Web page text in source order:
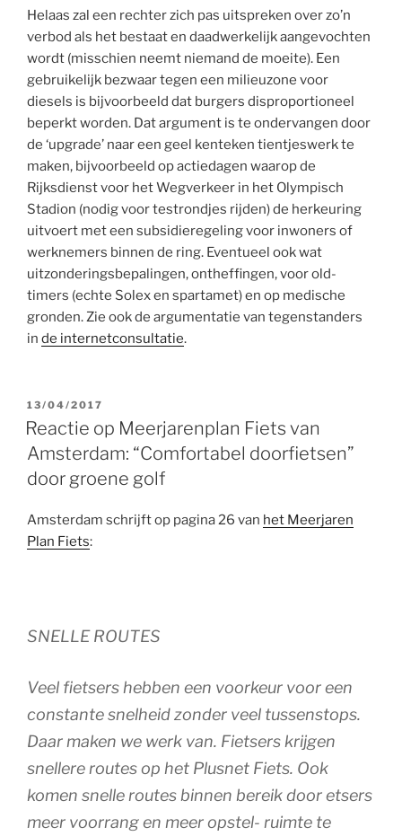
Helaas zal een rechter zich pas uitspreken over zo’n
verbod als het bestaat en daadwerkelijk aangevochten
wordt (misschien neemt niemand de moeite). Een
gebruikelijk bezwaar tegen een milieuzone voor
diesels is bijvoorbeeld dat burgers disproportioneel
beperkt worden. Dat argument is te ondervangen door
de ‘upgrade’ naar een geel kenteken tientjeswerk te
maken, bijvoorbeeld op actiedagen waarop de
Rijksdienst voor het Wegverkeer in het Olympisch
Stadion (nodig voor testrondjes rijden) de herkeuring
uitvoert met een subsidieregeling voor inwoners of
werknemers binnen de ring. Eventueel ook wat
uitzonderingsbepalingen, ontheffingen, voor old-
timers (echte Solex en spartamet) en op medische
gronden. Zie ook de argumentatie van tegenstanders
in de internetconsultatie.
GEPLAATST
OP
13/04/2017
Reactie op Meerjarenplan Fiets van
Amsterdam: “Comfortabel doorfietsen”
door groene golf
Amsterdam schrijft op pagina 26 van het Meerjaren
Plan Fiets:
SNELLE ROUTES
Veel fietsers hebben een voorkeur voor een
constante snelheid zonder veel tussenstops.
Daar maken we werk van. Fietsers krijgen
snellere routes op het Plusnet Fiets. Ook
komen snelle routes binnen bereik door etsers
meer voorrang en meer opstel- ruimte te